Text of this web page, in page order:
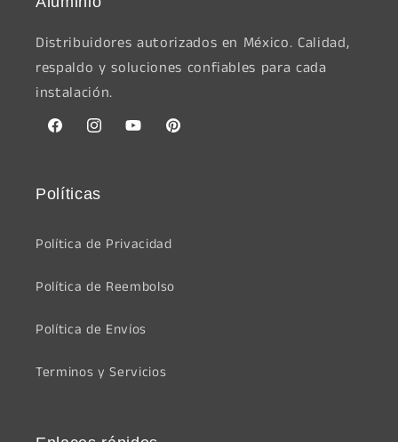
Distribuidores autorizados en México. Calidad,
respaldo y soluciones confiables para cada
instalación.
FacebookInstagramYouTubePinterest
Políticas
Política de Privacidad
Política de Reembolso
Política de Envíos
Terminos y Servicios